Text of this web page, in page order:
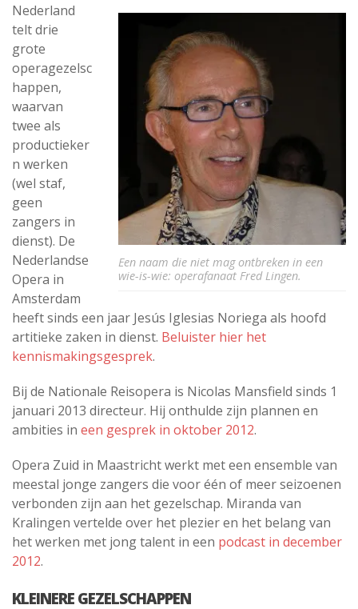
Een naam die niet mag ontbreken in een
wie-is-wie: operafanaat Fred Lingen.
Nederland
telt drie
grote
operagezelsc
happen,
waarvan
twee als
productieker
n werken
(wel staf,
geen
zangers in
dienst). De
Nederlandse
Opera in
Amsterdam
heeft sinds een jaar Jesús Iglesias Noriega als hoofd
artitieke zaken in dienst. Beluister hier het
kennismakingsgesprek.
Bij de Nationale Reisopera is Nicolas Mansfield sinds 1
januari 2013 directeur. Hij onthulde zijn plannen en
ambities in een gesprek in oktober 2012.
Opera Zuid in Maastricht werkt met een ensemble van
meestal jonge zangers die voor één of meer seizoenen
verbonden zijn aan het gezelschap. Miranda van
Kralingen vertelde over het plezier en het belang van
het werken met jong talent in een podcast in december
2012.
KLEINERE GEZELSCHAPPEN